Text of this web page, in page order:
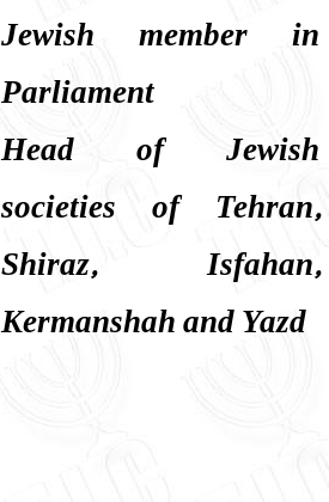
Jewish member in
Parliament
Head of Jewish
societies of Tehran,
Shiraz, Isfahan,
Kermanshah and Yazd